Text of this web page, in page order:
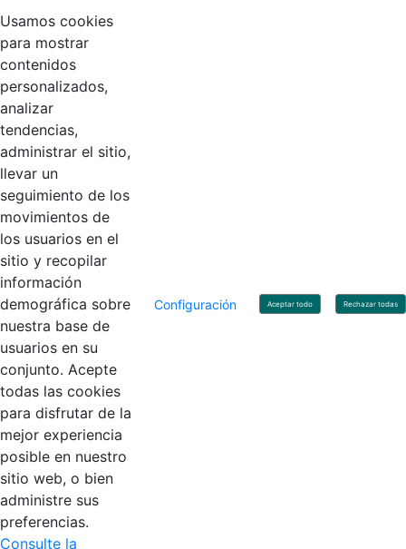
Entidad adscrita al Ministerio de Hacienda y Crédito
Público
Torre 1 (Aire) - Piso 15, Bogotá D.C., Colombia
Código Postal: 111071
Linkedin
Contacto
Línea de servicio al ciudadano: +57(601) 492 64 00
Correo Institucional:
Correo de notificaciones judiciales:
notificacionjudicial@contaduria.gov.co
Correo de Asuntos disciplinarios:
asuntosdisciplinarios@contaduria.gov.co
Línea Anticorrupción: +57(601) 492 64 00 Ext. 4
Política de privacidad y protección de datos personales
Política de derechos de autor
Términos y condiciones de uso
© Copyright 2026 - Todos los derechos reservados
Gobierno de Colombia
Usamos cookies
para mostrar
contenidos
personalizados,
analizar
tendencias,
administrar el sitio,
llevar un
seguimiento de los
movimientos de
los usuarios en el
sitio y recopilar
información
demográfica sobre
nuestra base de
usuarios en su
conjunto. Acepte
todas las cookies
para disfrutar de la
mejor experiencia
posible en nuestro
sitio web, o bien
administre sus
preferencias.
Consulte la
Configuración Aceptar todo Rechazar todas